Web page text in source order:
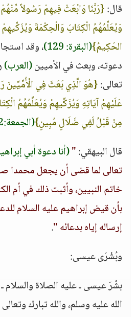
قال:{رَبَّنَا وَابْعَثْ فِيهِمْ رَسُولاً
وَيُعَلِّمُهُمُ الْكِتَابَ وَالْحِكْمَةَ وَيُزَكِّيهِمْ
الحَكِيمُ}(البقرة: 129)
، وقد
دعوته، وبعث في الأميين(العرب)
تعالى:{هُوَ الَّذِي بَعَثَ فِي الْأُمِّيِّينَ
عَلَيْهِمْ آيَاتِهِ وَيُزَكِّيهِمْ وَيُعَلِّمُهُمُ
مِنْ قَبْلُ لَفِي ضَلَالٍ مُبِينٍ}(الجمعة:2)
قال البيهقي:"(أنا دعوة أبي
تعالى لما قضى أن يجعل محمدا
خاتم النبيين، وأثبت ذلك في أم
بأن قيض إبراهيم عليه السلام
إرساله إياه بدعائه ".
وبُشْرَى عيسى:
بشَّرَ عيسى ـ عليه الصلاة والسلام
الله عليه وسلم، والله تبارك